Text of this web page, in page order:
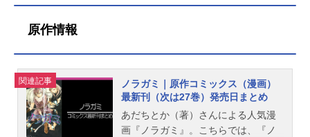
原作情報
関連記事
ノラガミ｜原作コミックス（漫画）
最新刊（次は27巻）発売日まとめ
あだちとか（著）さんによる人気漫
画『ノラガミ』。こちらでは、『ノ